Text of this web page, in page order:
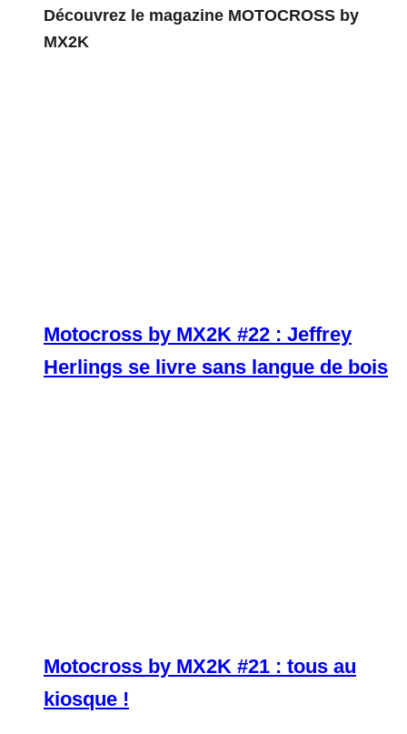
Découvrez le magazine MOTOCROSS by
MX2K
Motocross by MX2K #22 : Jeffrey
Herlings se livre sans langue de bois
Motocross by MX2K #21 : tous au
kiosque !